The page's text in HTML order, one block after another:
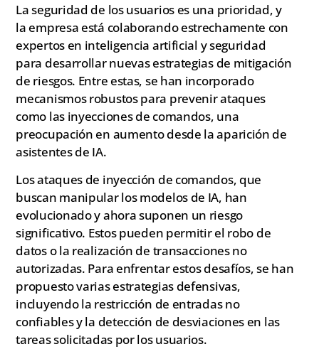
La seguridad de los usuarios es una prioridad, y
la empresa está colaborando estrechamente con
expertos en inteligencia artificial y seguridad
para desarrollar nuevas estrategias de mitigación
de riesgos. Entre estas, se han incorporado
mecanismos robustos para prevenir ataques
como las inyecciones de comandos, una
preocupación en aumento desde la aparición de
asistentes de IA.
Los ataques de inyección de comandos, que
buscan manipular los modelos de IA, han
evolucionado y ahora suponen un riesgo
significativo. Estos pueden permitir el robo de
datos o la realización de transacciones no
autorizadas. Para enfrentar estos desafíos, se han
propuesto varias estrategias defensivas,
incluyendo la restricción de entradas no
confiables y la detección de desviaciones en las
tareas solicitadas por los usuarios.